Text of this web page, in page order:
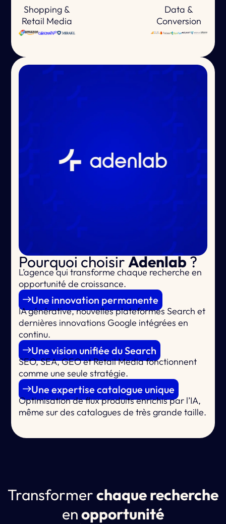
Shopping &
Retail Media
Data &
Conversion
Pourquoi choisirAdenlab?
L’agence quitransforme chaque recherche en
opportunité de croissance.
Une innovation permanente
IA générative, nouvelles plateformes Search et
dernières innovations Google intégrées en
continu.
Une vision unifiée du Search
SEO, SEA, GEO et Retail Media fonctionnent
comme une seule stratégie.
Une expertise catalogue unique
Optimisation de flux produits enrichis par l’IA,
même sur des catalogues de très grande taille.
Transformerchaque recherche
enopportunité